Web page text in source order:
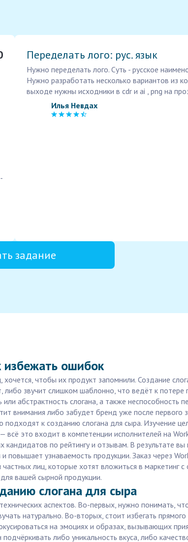
Переделать лого: рус. язык
Нужно переделать лого. Суть - русское
Нужно разработать несколько вариантов из
выходе нужны исходники в cdr и ai , png на
Илья Невдах
задание
избежать ошибок
чтобы их продукт запомнили. Создание
звучит слишком шаблонно, что ведёт к потере
абстрактность слогана, а также неспособность
внимания либо забудет бренд уже после
к созданию слогана для сыра. Изучение
это входит в компетенции исполнителей на
по рейтингу и отзывам. В результате вы
повышает узнаваемость продукции. Заказ через
лиц, которые хотят вложиться в маркетинг
вашей сырной продукции.
слогана для сыра
аспектов. Во-первых, нужно понимать,
натурально. Во-вторых, стоит избегать
на эмоциях и образах, вызывающих
либо уникальность вкуса, либо